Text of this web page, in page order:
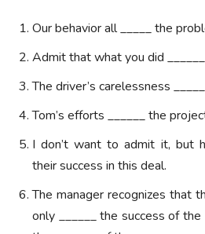
Our behavior all _____ the
Admit that what you did
The driver’s carelessness
Tom’s efforts ______ the
I don’t want to admit it, but
their success in this deal.
The manager recognizes that
only ______ the success of